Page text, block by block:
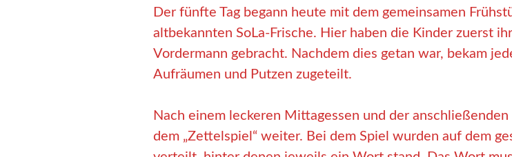
Der fünfte Tag begann heute mit dem gemeinsamen
altbekannten SoLa-Frische. Hier haben die Kinder zuerst
Vordermann gebracht. Nachdem dies getan war, bekam
Aufräumen und Putzen zugeteilt.
Nach einem leckeren Mittagessen und der
dem „Zettelspiel“ weiter. Bei dem Spiel wurden auf dem